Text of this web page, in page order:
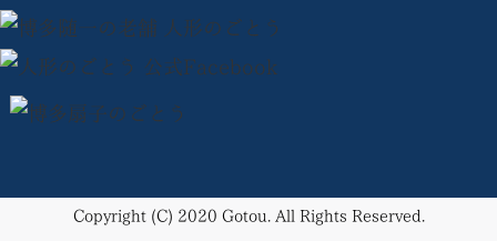
Copyright (C) 2020 Gotou. All Rights Reserved.